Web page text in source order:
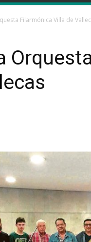
Filarmónica Villa de